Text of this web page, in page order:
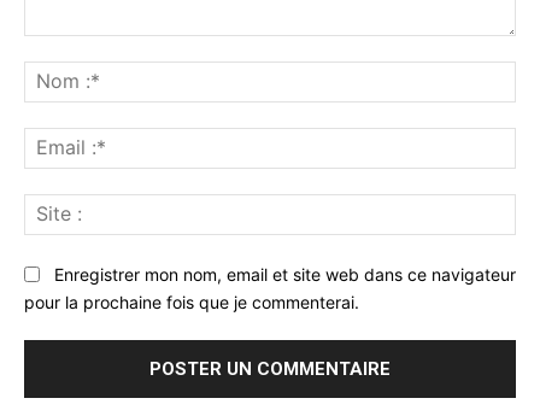
:*
:*
:
Enregistrer mon nom, email et site web dans ce navigateur
pour la prochaine fois que je commenterai.